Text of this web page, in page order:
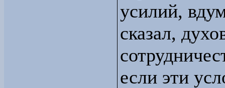
усилий,
сказал,
если эти